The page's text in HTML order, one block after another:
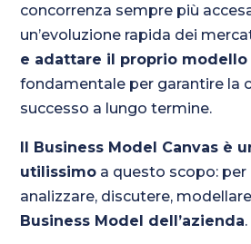
concorrenza sempre più
un’evoluzione rapida dei
e adattare il proprio modello
fondamentale per garantire la
successo a lungo termine.
Il Business Model Canvas è
utilissimo a questo scopo: per
analizzare, discutere,
Business Model dell’azienda.